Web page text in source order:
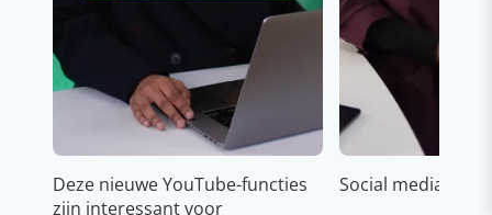
Deze nieuwe YouTube-functies
zijn interessant voor
Social media